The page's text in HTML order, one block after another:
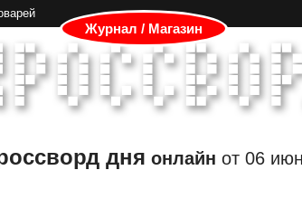
Журнал / Магазин
дня онлайн от 06